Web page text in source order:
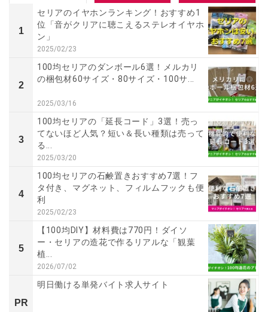
1
セリアのイヤホンランキング！おすすめ1
位「音がクリアに聴こえるステレオイヤホ
ン」
2025/02/23
2
100均セリアのダンボール6選！メルカリ
の梱包材60サイズ・80サイズ・100サ...
2025/03/16
3
100均セリアの「延長コード」3選！売っ
てないほど人気？短い＆長い種類は売って
る...
2025/03/20
4
100均セリアの石鹸置きおすすめ7選！フ
タ付き、マグネット、フィルムフックも便
利
2025/02/23
5
【100均DIY】材料費は770円！ダイソ
ー・セリアの造花で作るリアルな「観葉
植...
2026/07/02
PR
明日働ける単発バイト求人サイト